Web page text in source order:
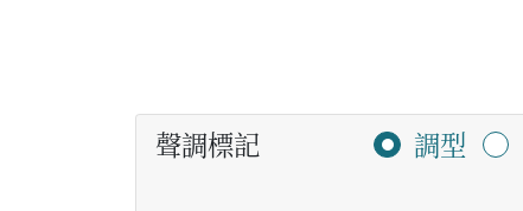
聲調標記 調型